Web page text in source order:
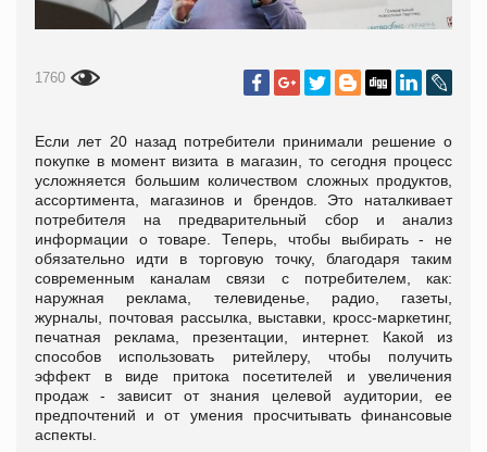
1760
Если лет 20 назад потребители принимали решение о
покупке в момент визита в магазин, то сегодня процесс
усложняется большим количеством сложных продуктов,
ассортимента, магазинов и брендов. Это наталкивает
потребителя на предварительный сбор и анализ
информации о товаре. Теперь, чтобы выбирать - не
обязательно идти в торговую точку, благодаря таким
современным каналам связи с потребителем, как:
наружная реклама, телевиденье, радио, газеты,
журналы, почтовая рассылка, выставки, кросс-маркетинг,
печатная реклама, презентации, интернет. Какой из
способов использовать ритейлеру, чтобы получить
эффект в виде притока посетителей и увеличения
продаж - зависит от знания целевой аудитории, ее
предпочтений и от умения просчитывать финансовые
аспекты.